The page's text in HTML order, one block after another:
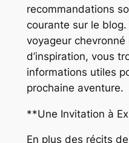
recommandations
courante sur le
voyageur
d’inspiration, vous
informations utiles
prochaine aventure.
**Une Invitation à
En plus des récits